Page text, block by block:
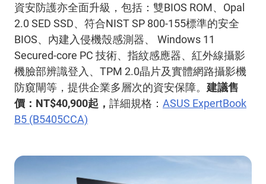
資安防護亦全面升級，包括：雙BIOS ROM、 Opal
2.0 SED SSD、符合NIST SP 800-155標準的安全
BIOS、內建入侵機殼感測器、
Windows 11
Secured-core PC 技術、指紋感應器、紅外線攝影
機臉部辨識登入、 TPM 2.0晶片及實體網路攝影機
防窺閘等，提供企業多層次的資安保障。 建議售
價： NT$40,900起， 詳細規格： ASUS ExpertBook
B5 (B5405CCA)